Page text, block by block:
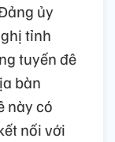
ủy
tỉnh
tuyến đê
bàn
này có
nối với